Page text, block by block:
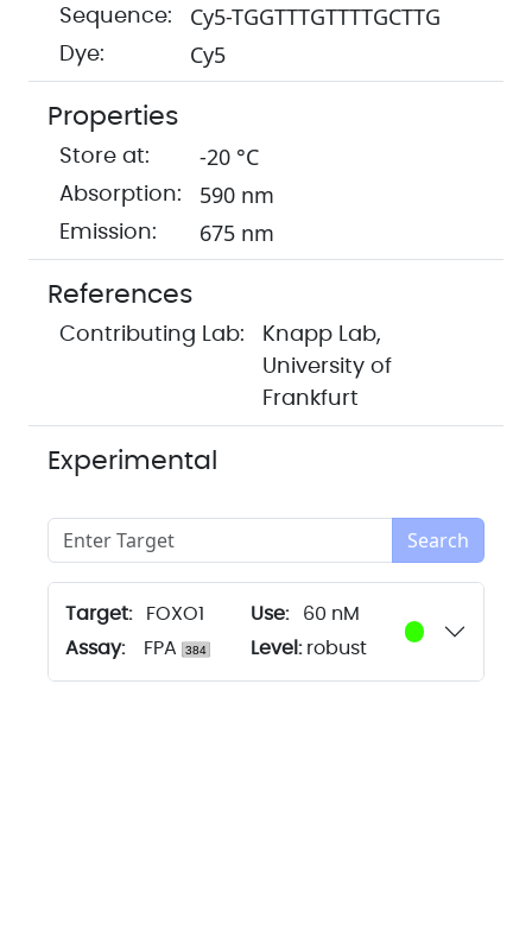
Sequence: Cy5-TGGTTTGTTTTGCTTG
Dye: Cy5
Properties
Store at: -20 °C
Absorption: 590 nm
Emission: 675 nm
References
Contributing Lab:
Knapp Lab,
University of
Frankfurt
Experimental
Search
Target: FOXO1
60 nM
Assay:
FPA Level:robust